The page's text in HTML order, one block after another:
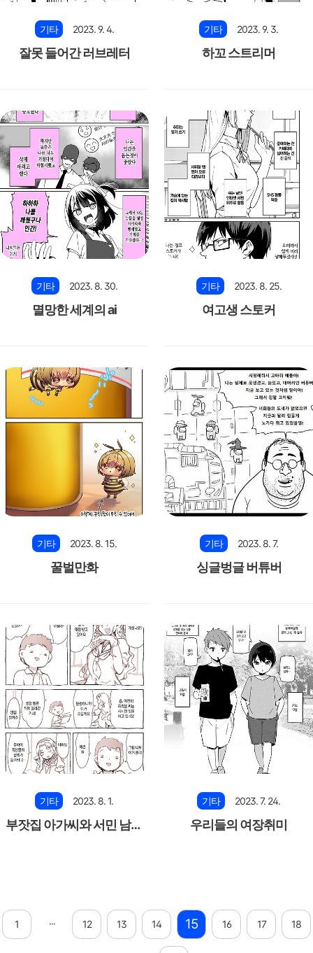
기타 2023. 9. 4.
잘못 들어간 러브레터
기타 2023. 9. 3.
하꼬 스트리머
기타 2023. 8. 30.
멸망한 세계의 ai
기타 2023. 8. 25.
여고생 스토커
기타 2023. 8. 15.
꿀벌만화
기타 2023. 8. 7.
싱글벙글 버튜버
기타 2023. 8. 1.
부잣집 아가씨와 서민 남자
기타 2023. 7. 24.
우리들의 여장취미
1 ··· 12 13 14 15 16 17 18